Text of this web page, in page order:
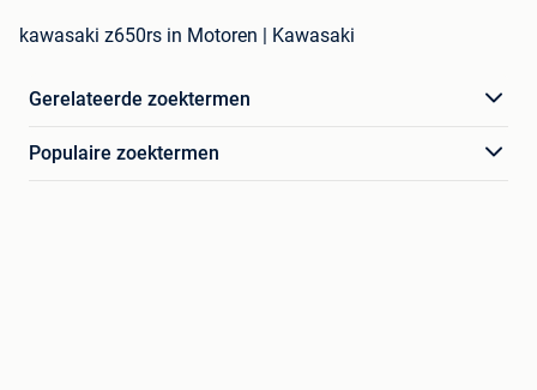
kawasaki z650rs in Motoren | Kawasaki
Gerelateerde zoektermen
Populaire zoektermen